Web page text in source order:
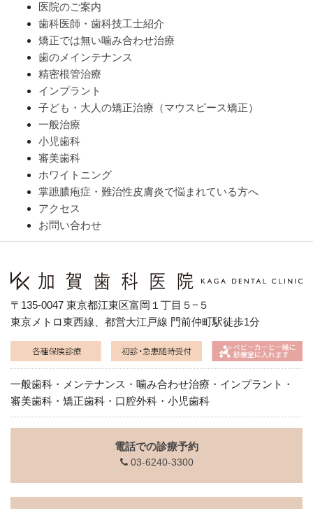
医院のご案内
歯科医師・歯科技工士紹介
矯正では無い噛み合わせ治療
歯のメインテナンス
精密根管治療
インプラント
子ども・大人の矯正治療（マウスピース矯正）
一般治療
小児歯科
審美歯科
ホワイトニング
掌蹠膿疱症・難治性皮膚炎で悩まれている方へ
アクセス
お問い合わせ
〒135-0047 東京都江東区富岡１丁目５−５
東京メトロ東西線、都営大江戸線 門前仲町駅徒歩1分
一般歯科・メンテナンス・噛み合わせ治療・インプラント・
審美歯科・矯正歯科・口腔外科・小児歯科
電話での診療予約
03-6240-3300